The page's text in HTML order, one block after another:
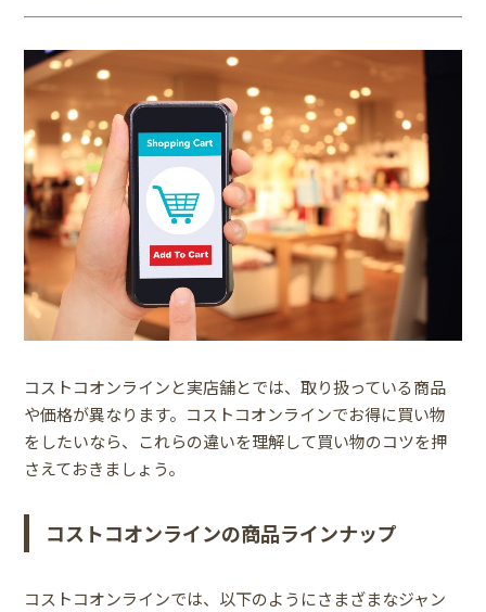
コストコオンラインと実店舗とでは、取り扱っている商品
や価格が異なります。コストコオンラインでお得に買い物
をしたいなら、これらの違いを理解して買い物のコツを押
さえておきましょう。
コストコオンラインの商品ラインナップ
コストコオンラインでは、以下のようにさまざまなジャン